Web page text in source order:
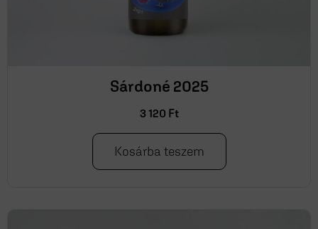
Sárdoné 2025
3 120 Ft
Kosárba teszem